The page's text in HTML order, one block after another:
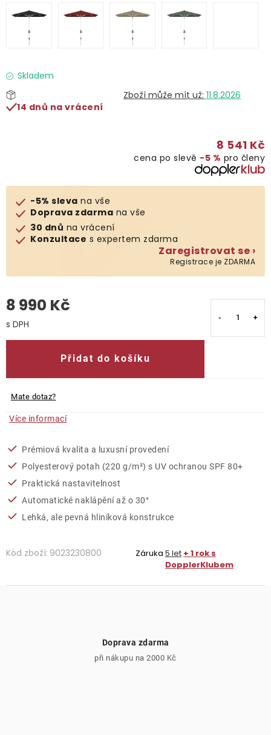
Gastro produkty
Kolekce
Prodávané značky
Naše katalogy
O nás
Kontakty
Skladem
11.8.2026
14 dnů na vrácení
8 541 Kč
cena po slevě −5 % pro členy
-5% sleva na vše
Doprava zdarma na vše
30 dnů na vrácení
Konzultace s expertem zdarma
Zaregistrovat se ›
Registrace je ZDARMA
8 990 Kč
Přidat do košíku
Mate dotaz?
Více informací
Prémiová kvalita a luxusní provedení
Polyesterový potah (220 g/m²) s UV ochranou SPF 80+
Praktická nastavitelnost
Automatické naklápění až o 30°
Lehká, ale pevná hliníková konstrukce
Kód zboží: 9023230800 Záruka 5 let + 1 rok s
DopplerKlubem
Doprava zdarma
při nákupu na 2000 Kč